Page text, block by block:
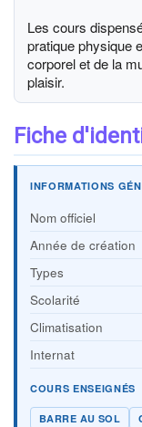
Les cours
pratique physique
corporel et de la
plaisir.
Fiche
INFORMATIONS
Nom officiel
Année de création
Types
Scolarité
Climatisation
Internat
COURS ENSEIGNÉS
BARRE AU SOL